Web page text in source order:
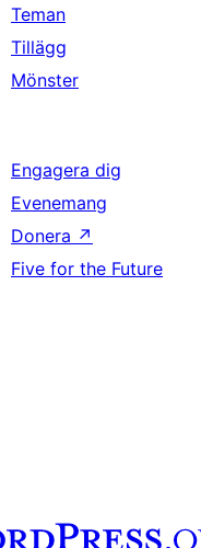
Teman
Tillägg
Mönster
Engagera dig
Evenemang
Donera ↗
Five for the Future